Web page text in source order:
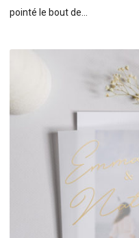
pointé le bout de…